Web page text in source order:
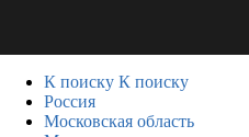
К поиску К поиску
Россия
Московская область